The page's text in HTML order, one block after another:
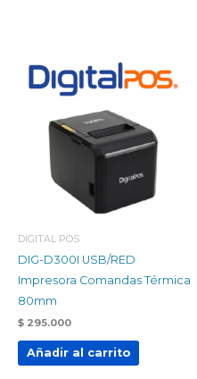
DIGITAL POS
DIG-D300I USB/RED
Impresora Comandas Térmica
80mm
$ 295.000
Añadir al carrito